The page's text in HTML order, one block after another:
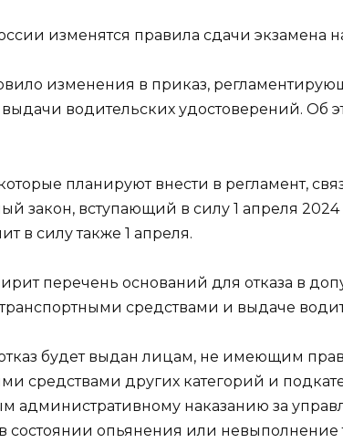
изменения в приказ,
водительских удостоверений. Об
планируют внести в регламент,
закон, вступающий в силу 1 апреля 2024
в силу также 1 апреля.
перечень оснований для отказа в
средствами и выдаче
будет выдан лицам, не имеющим
средствами других категорий и
административному наказанию за
состоянии опьянения или